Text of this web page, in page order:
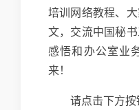
培训网络教程、
文，交流中国秘
感悟和办公室业
来！
请点击下方按